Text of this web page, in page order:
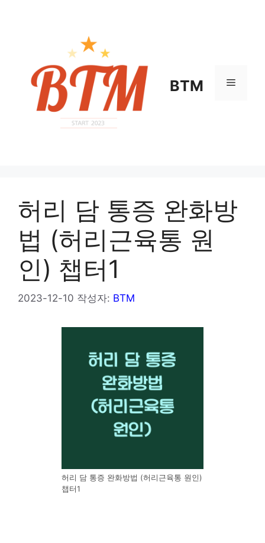
BTM 메
허리 담 통증 완화방
법 (허리근육통 원
인) 챕터1
2023-12-10 작성자: BTM
허리 담 통증 완화방법 (허리근육통 원인)
챕터1